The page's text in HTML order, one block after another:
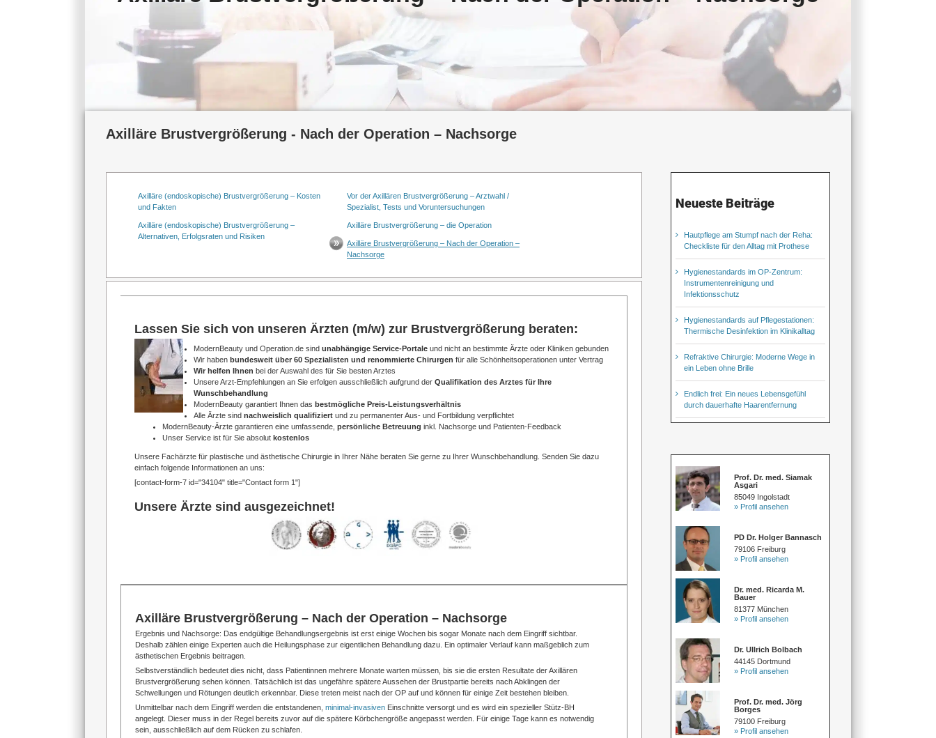
Axilläre Brustvergrößerung - Nach der Operation – Nachsorge
Axilläre (endoskopische) Brustvergrößerung – Kosten
und Fakten
Vor der Axillären Brustvergrößerung – Arztwahl /
Spezialist, Tests und Voruntersuchungen
Axilläre (endoskopische) Brustvergrößerung –
Alternativen, Erfolgsraten und Risiken
Axilläre Brustvergrößerung – die Operation
Axilläre Brustvergrößerung – Nach der Operation –
Nachsorge
Lassen Sie sich von unseren Ärzten (m/w) zur Brustvergrößerung beraten:
ModernBeauty und Operation.de sind unabhängige Service-Portaleund nicht an bestimmte Ärzte oder Kliniken gebunden
Wir haben bundesweit über 60 Spezialisten und renommierte Chirurgen für alle Schönheitsoperationen unter Vertrag
Wir helfen Ihnen bei der Auswahl des für Sie besten Arztes
Unsere Arzt-Empfehlungen an Sie erfolgen ausschließlich aufgrund der Qualifikation des Arztes für Ihre
Wunschbehandlung
ModernBeauty garantiert Ihnen das bestmögliche Preis-Leistungsverhältnis
Alle Ärzte sind nachweislich qualifiziertund zu permanenter Aus- und Fortbildung verpflichtet
ModernBeauty-Ärzte garantieren eine umfassende, persönliche Betreuung inkl. Nachsorge und Patienten-Feedback
Unser Service ist für Sie absolut kostenlos
Unsere Fachärzte für plastische und ästhetische Chirurgie in Ihrer Nähe beraten Sie gerne zu Ihrer Wunschbehandlung. Senden Sie dazu
einfach folgende Informationen an uns:
[contact-form-7 id="34104" title="Contact form 1"]
Unsere Ärzte sind ausgezeichnet!
Axilläre Brustvergrößerung – Nach der Operation – Nachsorge
Ergebnis und Nachsorge: Das endgültige Behandlungsergebnis ist erst einige Wochen bis sogar Monate nach dem Eingriff sichtbar.
Deshalb zählen einige Experten auch die Heilungsphase zur eigentlichen Behandlung dazu. Ein optimaler Verlauf kann maßgeblich zum
ästhetischen Ergebnis beitragen.
Selbstverständlich bedeutet dies nicht, dass Patientinnen mehrere Monate warten müssen, bis sie die ersten Resultate der Axillären
Brustvergrößerung sehen können. Tatsächlich ist das ungefähre spätere Aussehen der Brustpartie bereits nach Abklingen der
Schwellungen und Rötungen deutlich erkennbar. Diese treten meist nach der OP auf und können für einige Zeit bestehen bleiben.
Unmittelbar nach dem Eingriff werden die entstandenen, minimal-invasivenEinschnitte versorgt und es wird ein spezieller Stütz-BH
angelegt. Dieser muss in der Regel bereits zuvor auf die spätere Körbchengröße angepasst werden. Für einige Tage kann es notwendig
sein, ausschließlich auf dem Rücken zu schlafen.
Neueste Beiträge
Hautpflege am Stumpf nach der Reha:
Checkliste für den Alltag mit Prothese
Hygienestandards im OP-Zentrum:
Instrumentenreinigung und
Infektionsschutz
Hygienestandards auf Pflegestationen:
Thermische Desinfektion im Klinikalltag
Refraktive Chirurgie: Moderne Wege in
ein Leben ohne Brille
Endlich frei: Ein neues Lebensgefühl
durch dauerhafte Haarentfernung
Prof. Dr. med. Siamak
Asgari
85049 Ingolstadt
» Profil ansehen
PD Dr. Holger Bannasch
79106 Freiburg
» Profil ansehen
Dr. med. Ricarda M.
Bauer
81377 München
» Profil ansehen
Dr. Ullrich Bolbach
44145 Dortmund
» Profil ansehen
Prof. Dr. med. Jörg
Borges
79100 Freiburg
» Profil ansehen